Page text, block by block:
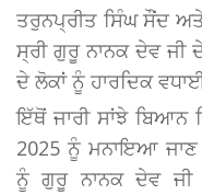
ਤਰੁਨਪ੍ਰੀਤ ਸਿੰਘ ਸੌਂਦ
ਸ੍ਰੀ ਗੁਰੂ ਨਾਨਕ ਦੇਵ
ਦੇ ਲੋਕਾਂ ਨੂੰ ਹਾਰਦਿਕ
ਇੱਥੋਂ ਜਾਰੀ ਸਾਂਝੇ ਬਿਆਨ
2025 ਨੂੰ ਮਨਾਇਆ ਜਾਣ
ਨੂੰ ਗੁਰੂ ਨਾਨਕ ਦੇਵ ਜੀ